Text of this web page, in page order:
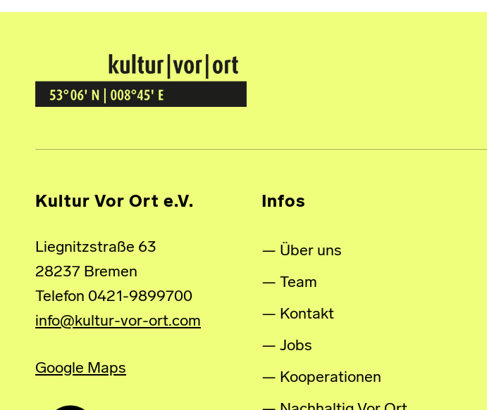
Kultur Vor Ort
BREMEN GRÖPELINGEN
Kultur Vor Ort e.V.
Liegnitzstraße 63
28237 Bremen
Telefon 0421-9899700
info@kultur-vor-ort.com
Google Maps
Infos
Über uns
Team
Kontakt
Jobs
Kooperationen